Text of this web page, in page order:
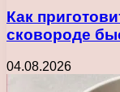
Как
сковороде
04.08.2026